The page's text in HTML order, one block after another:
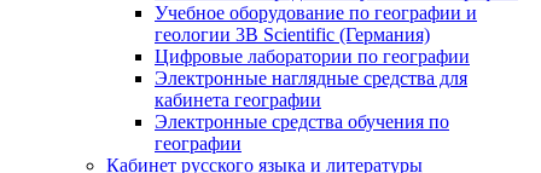
Учебное оборудование по географии и
геологии 3B Scientific (Германия)
Цифровые лаборатории по географии
Электронные наглядные средства для
кабинета географии
Электронные средства обучения по
географии
Кабинет русского языка и литературы